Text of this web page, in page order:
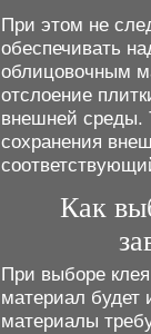
При этом не
обеспечивать
облицовочным
отслоение
внешней среды.
сохранения
Как
При выборе
материал будет
материалы